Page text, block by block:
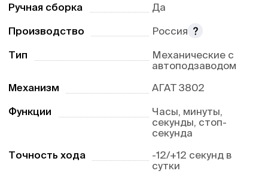
Ручная сборка
Да
Производство Россия
Тип
Механические с
автоподзаводом
Механизм
АГАТ 3802
Функции
Часы, минуты,
секунды, стоп-
секунда
Точность хода
-12/+12 секунд в
сутки